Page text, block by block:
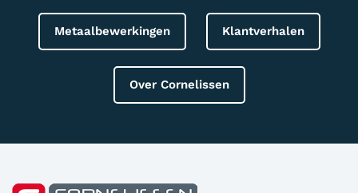
Metaalbewerkingen Klantverhalen
Over Cornelissen